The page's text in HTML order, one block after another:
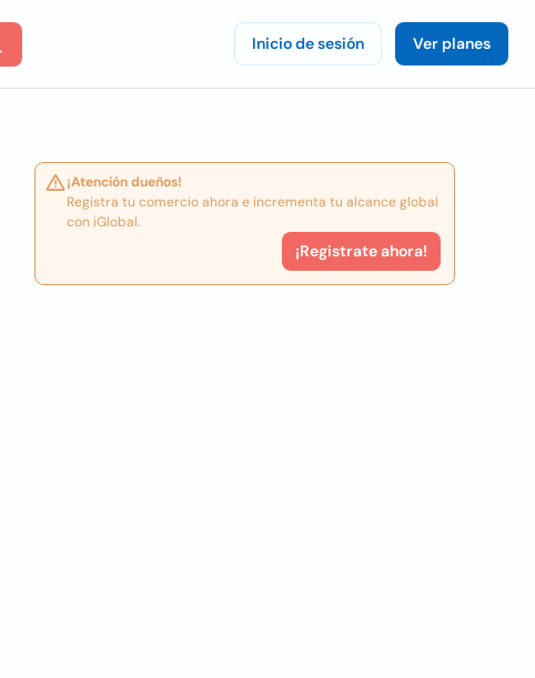
Inicio de sesión Ver planes
¡Atención dueños!
Registra tu comercio ahora e incrementa tu alcance global
con iGlobal.
¡Registrate ahora!